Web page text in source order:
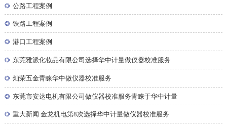
◎ 公路工程案例
◎ 铁路工程案例
◎ 港口工程案例
◎ 东莞雅派化妆品有限公司选择华中计量做仪器校准服务
◎ 灿荣五金青睐华中做仪器校准服务
◎ 东莞市安达电机有限公司做仪器校准服务青睐于华中计量
◎ 重大新闻 金龙机电第8次选择华中计量做仪器校准服务